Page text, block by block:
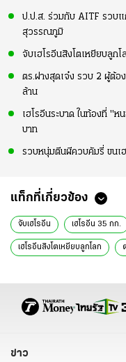
ป.ป.ส. ร่วมกับ AITF รวบ
สุวรรณภูมิ
จับเฮโรอีนสิงโตเหยียบลูก
ตร.ฝางสุดเจ๋ง รวบ 2 ผู้ต้อ
ล้าน
เฮโรอีนระบาด ในท้องที่ "ห
บาท
รวบหนุ่มตีนผีควบคัมรี่ ขนเ
แท็กที่เกี่ยวข้อง
จับเฮโรอีน เฮโรอีน 35 กก.
เฮโรอีนสิงโตเหยียบลูกโลก
ข่าว